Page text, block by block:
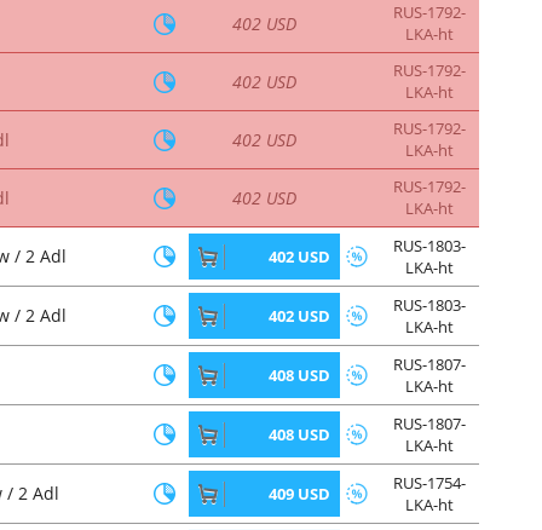
402 USD
RUS-1792-
LKA-ht
402 USD
RUS-1792-
LKA-ht
402 USD
RUS-1792-
LKA-ht
402 USD
RUS-1792-
LKA-ht
/ 2 Adl 402 USD
RUS-1803-
LKA-ht
/ 2 Adl 402 USD
RUS-1803-
LKA-ht
408 USD
RUS-1807-
LKA-ht
408 USD
RUS-1807-
LKA-ht
/ 2 Adl 409 USD
RUS-1754-
LKA-ht